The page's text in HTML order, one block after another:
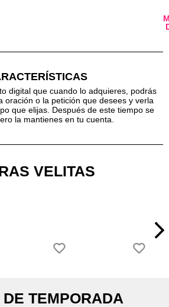
digital que cuando lo adquieres, podrás
oración o la petición que desees y verla
que elijas. Después de este tiempo se
la mantienes en tu cuenta.
VELITAS
TEMPORADA